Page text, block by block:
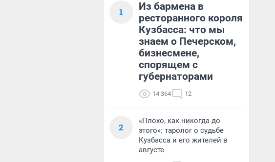
1
Из бармена в
ресторанного короля
Кузбасса: что мы
знаем о Печерском,
бизнесмене,
спорящем с
губернаторами
14 364 12
2
«Плохо, как никогда до
этого»: таролог о судьбе
Кузбасса и его жителей в
августе